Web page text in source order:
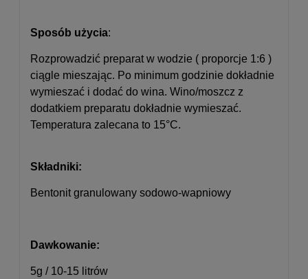
Sposób użycia:
Rozprowadzić preparat w wodzie ( proporcje 1:6 )
ciągle mieszając. Po minimum godzinie dokładnie
wymieszać i dodać do wina. Wino/moszcz z
dodatkiem preparatu dokładnie wymieszać.
Temperatura zalecana to 15°C.
Składniki:
Bentonit granulowany sodowo-wapniowy
Dawkowanie:
5g / 10-15 litrów